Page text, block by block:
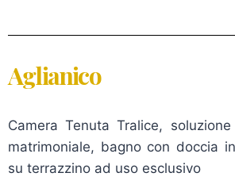
Aglianico
Camera Tenuta Tralice,
matrimoniale, bagno con doccia
su terrazzino ad uso esclusivo